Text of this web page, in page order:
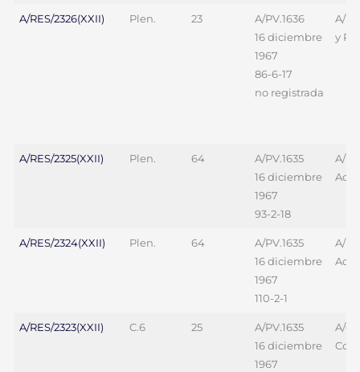
A/RES/2326(XXII) Plen. 23
A/PV.1636
16 diciembre
1967
86-6-17
no registrada
A/
y
A/RES/2325(XXII) Plen. 64
A/PV.1635
16 diciembre
1967
93-2-18
A/
A/RES/2324(XXII) Plen. 64
A/PV.1635
16 diciembre
1967
110-2-1
A/
A/RES/2323(XXII) C.6 25
A/PV.1635
16 diciembre
1967
A/